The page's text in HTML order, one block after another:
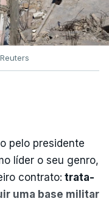
pelo presidente
líder o seu genro,
contrato: trata-
uma base militar